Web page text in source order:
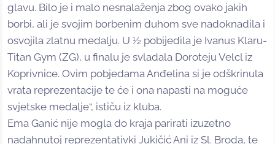
glavu. Bilo je i malo nesnalaženja zbog ovako jakih
borbi, ali je svojim borbenim duhom sve nadoknadila i
osvojila zlatnu medalju. U ½ pobijedila je Ivanus Klaru-
Titan Gym (ZG), u finalu je svladala Doroteju Velcl iz
Koprivnice. Ovim pobjedama Anđelina si je odškrinula
vrata reprezentacije te će i ona napasti na moguće
svjetske medalje“, ističu iz kluba.
Ema Ganić nije mogla do kraja parirati izuzetno
nadahnutoj reprezentativki Jukičić Ani iz Sl. Broda, te